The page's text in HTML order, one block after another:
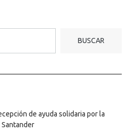
BUSCAR
de ayuda solidaria por la